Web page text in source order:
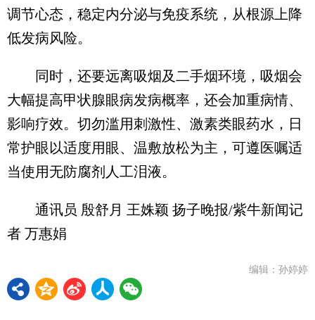
调节心态，稳定内分泌与免疫系统，从根源上降
低发病风险。
同时，还要远离吸烟及二手烟环境，吸烟会
大幅提高甲状腺眼病发病概率，还会加重病情、
影响疗效。切勿滥用刺激性、激素类眼药水，日
常护眼以适度用眼、温敷放松为主，可遵医嘱适
当使用无防腐剂人工泪液。
通讯员 殷舒月 王姝颖 扬子晚报/紫牛新闻记
者 万惠娟
编辑：孙婷婷